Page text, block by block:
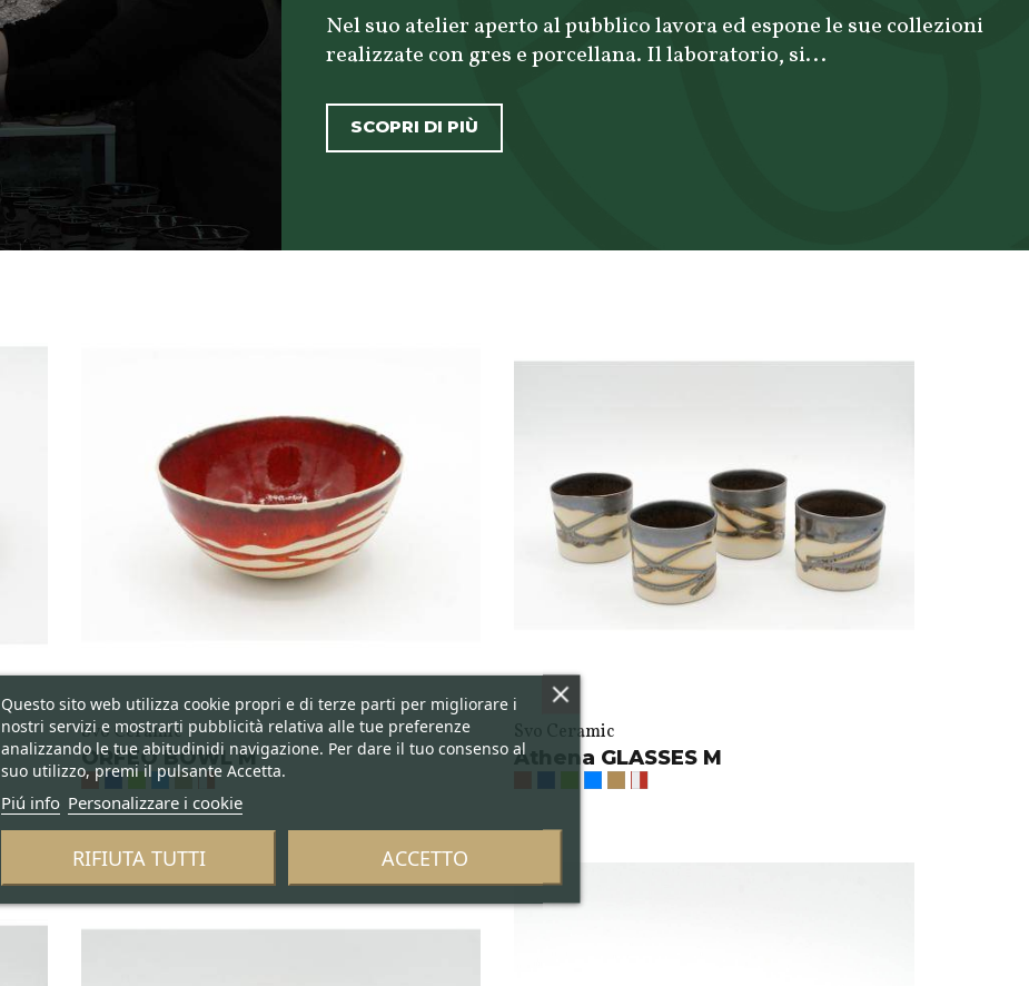
Nel suo atelier aperto al pubblico lavora ed espone le sue collezioni
realizzate con gres e porcellana. Il laboratorio, si...
SCOPRI DI PIÙ
Svo Ceramic
ORFEO BOWL M
Svo Ceramic
Athena GLASSES M
Questo sito web utilizza cookie propri e di terze parti per migliorare i
nostri servizi e mostrarti pubblicità relativa alle tue preferenze
analizzando le tue abitudinidi navigazione. Per dare il tuo consenso al
suo utilizzo, premi il pulsante Accetta.
Piú info Personalizzare i cookie
RIFIUTA TUTTI ACCETTO